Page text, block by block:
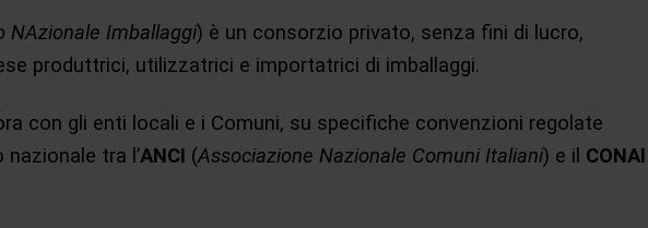
NAzionale Imballaggi) è un consorzio privato, senza fini di lucro,
produttrici, utilizzatrici e importatrici di imballaggi.
con gli enti locali e i Comuni, su specifiche convenzioni regolate
nazionale tra l’ANCI (Associazione Nazionale Comuni Italiani) e il CONAI